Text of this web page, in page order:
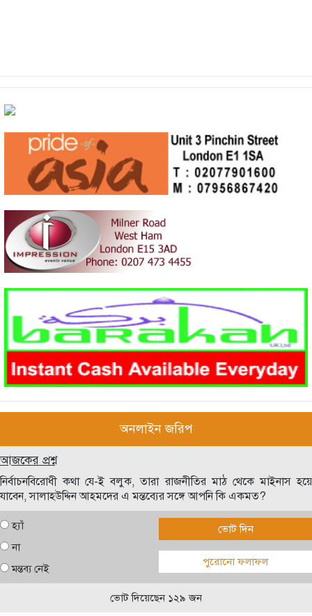
অনলাইন জরিপ
আজকের প্রশ্ন
নির্বাচনবিরোধী কথা যে-ই বলুক, তারা রাজনীতির মাঠ থেকে মাইনাস হয়ে
যাবেন, সালাহউদ্দিন আহমদের এ মন্তব্যের সঙ্গে আপনি কি একমত?
হ্যাঁ
না
মন্তব্য নেই
ভোট দিন
পুরোনো ফলাফল
ভোট দিয়েছেন ১২৯ জন